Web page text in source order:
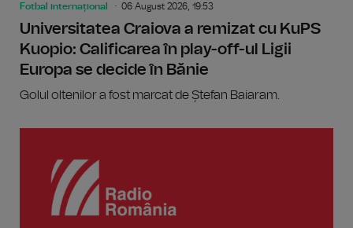
Fotbal internațional 06 August 2026, 19:53
Universitatea Craiova a remizat cu KuPS
Kuopio: Calificarea în play-off-ul Ligii
Europa se decide în Bănie
Golul oltenilor a fost marcat de Ștefan Baiaram.